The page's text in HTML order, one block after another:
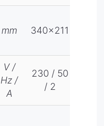
mm 340x211
V /
Hz /
A
230 / 50
/ 2